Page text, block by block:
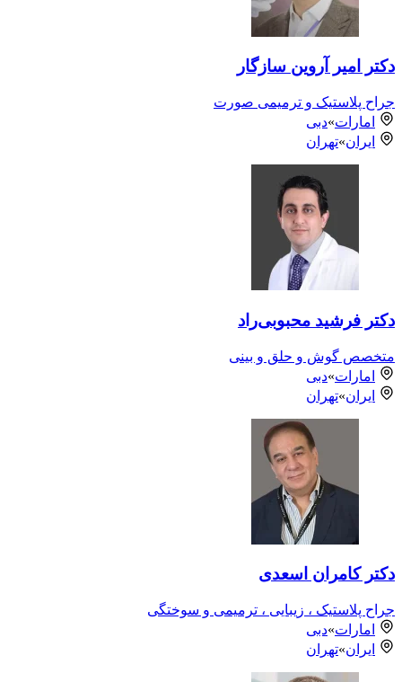
دکتر امیر آروین سازگار
جراح پلاستیک و ترمیمی صورت
امارات»دبی
ایران»تهران
دکتر فرشید محبوبی‌راد
متخصص گوش و حلق و بینی
امارات»دبی
ایران»تهران
دکتر کامران اسعدی
جراح پلاستیک ، زیبایی ، ترمیمی و سوختگی
امارات»دبی
ایران»تهران